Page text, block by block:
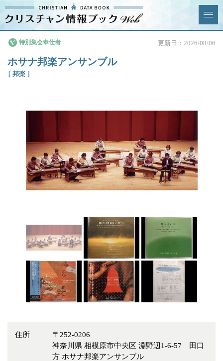
クリスチャン
情報ブックとは
News & Topics
よくあるご質問
ジャンル 全選択
教会 学校・幼稚園・神学校
冠婚葬祭 各種団体
教団教派 宿泊・研修施設
お店・企業・その他
フリーワード
特別集会奉仕者 更新日：2026/08/06
ホサナ邦楽アンサンブル
［ 邦楽 ］
住所
〒252-0206
神奈川県 相模原市中央区 淵野辺1-6-57 田口
方 ホサナ邦楽アンサンブル